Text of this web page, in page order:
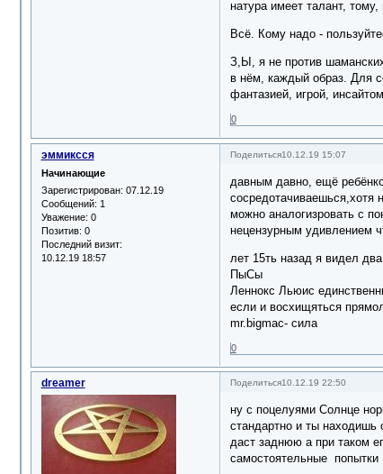
натура имеет талант,
Всё. Кому надо -
З,Ы, я не против
в нём, каждый образ. Для
фантазией, игрой,
0
Поделиться10.12.19 15:07
эммиксся
Начинающие
Зарегистрирован: 07.12.19
Сообщений: 1
Уважение: 0
Позитив: 0
Последний визит:
10.12.19 18:57
давным давно, ещё
сосредотачиваешься,хотя
можно аналогизровать с
нецензурным удивлением
лет 15ть назад я видел
ПыСы
Леннокс Льюис
если и восхищяться
mr.bigmac- сила
0
Поделиться10.12.19 22:50
dreamer
ну с поцелуями Солнце
стандартно и ты
даст заднюю а при таком
самостоятельные